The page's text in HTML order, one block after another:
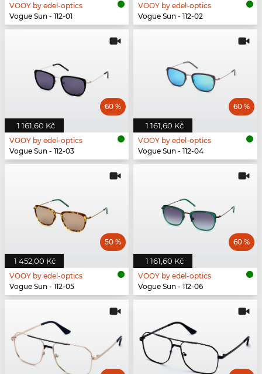
VOOY by edel-optics
Vogue Sun - 112-01
VOOY by edel-optics
Vogue Sun - 112-02
1 161,60 Kč
60 %
VOOY by edel-optics
Vogue Sun - 112-03
1 161,60 Kč
60 %
VOOY by edel-optics
Vogue Sun - 112-04
1 452,00 Kč
50 %
VOOY by edel-optics
Vogue Sun - 112-05
1 161,60 Kč
60 %
VOOY by edel-optics
Vogue Sun - 112-06